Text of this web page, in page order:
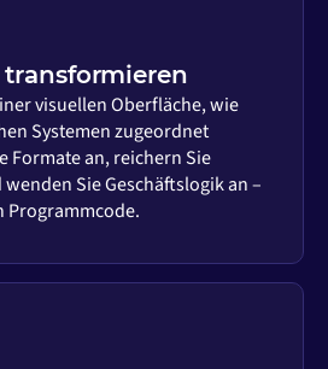
visuellen Oberfläche, wie
Systemen zugeordnet
Formate an, reichern Sie
Sie Geschäftslogik an –
Programmcode.